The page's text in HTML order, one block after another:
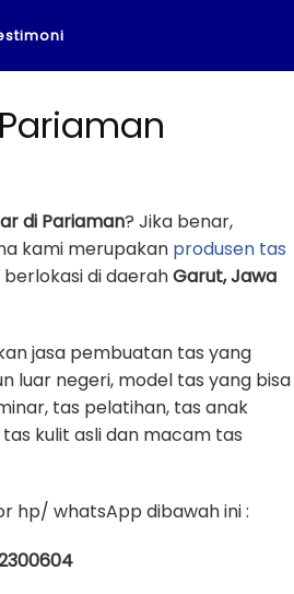
di Pariaman? Jika benar,
kami merupakan produsen tas
di daerahGarut, Jawa
jasa pembuatan tas yang
luar negeri, model tas yang bisa
tas pelatihan, tas anak
kulit asli dan macam tas
hp/ whatsApp dibawah ini :